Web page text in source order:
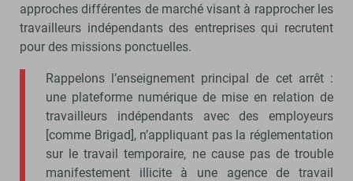
approches différentes de marché visant à rapprocher les
travailleurs indépendants des entreprises qui recrutent
pour des missions ponctuelles.
Rappelons l’enseignement principal de cet arrêt :
une plateforme numérique de mise en relation de
travailleurs indépendants avec des employeurs
[comme Brigad], n’appliquant pas la réglementation
sur le travail temporaire, ne cause pas de trouble
manifestement illicite à une agence de travail